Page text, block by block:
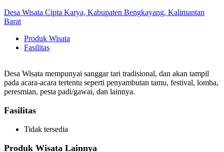
Desa Wisata Cipta Karya, Kabupaten Bengkayang, Kalimantan
Barat
Produk Wisata
Fasilitas
Desa Wisata mempunyai sanggar tari tradisional, dan akan tampil
pada acara-acara tertentu seperti penyambutan tamu, festival, lomba,
peresmian, pesta padi/gawai, dan lainnya.
Fasilitas
Tidak tersedia
Produk Wisata Lainnya